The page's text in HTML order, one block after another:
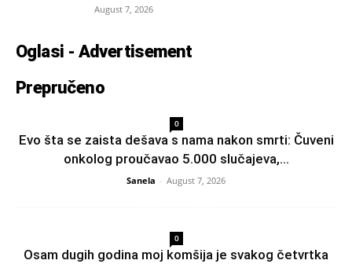
August 7, 2026
Oglasi - Advertisement
Prepručeno
0
Evo šta se zaista dešava s nama nakon smrti: Čuveni
onkolog proučavao 5.000 slučajeva,...
Sanela - August 7, 2026
0
Osam dugih godina moj komšija je svakog četvrtka